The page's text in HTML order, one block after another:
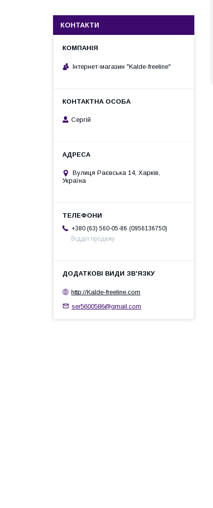
КОНТАКТИ
Інтернет-магазин "Kalde-freeline"
Сергій
Вулиця Раєвська 14, Харків,
Україна
+380 (63) 560-05-86
0956136750
Відділ продажу
http://Kalde-freeline.com
ser5600586@gmail.com